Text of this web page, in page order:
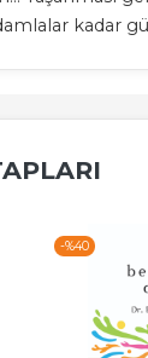
kadar
-%40